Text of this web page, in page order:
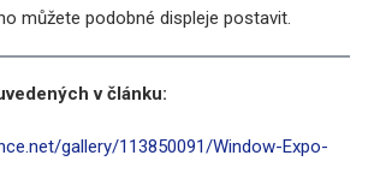
můžete podobné displeje postavit.
v článku:
gallery/113850091/Window-Expo-